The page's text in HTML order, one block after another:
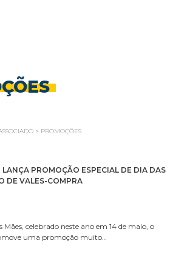
> PROMOÇÕES
PROMOÇÃO ESPECIAL DE DIA DAS
DE VALES-COMPRA
celebrado neste ano em 14 de maio, o
uma promoção muito…